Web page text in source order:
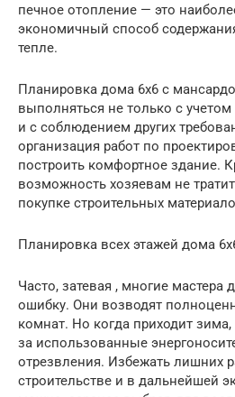
печное отопление — это
экономичный способ
тепле.
Планировка дома 6х6 с
выполняться не только с
и с соблюдением других
организация работ по
построить комфортное здание.
возможность хозяевам не
покупке строительных
Планировка всех этажей дома
Часто, затевая , многие мастера
ошибку. Они возводят
комнат. Но когда приходит
за использованные
отрезвления. Избежать лишних
строительстве и в дальнейшей